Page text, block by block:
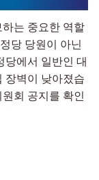
는 중요한 역할
당 당원이 아닌
당에서 일반인 대
장벽이 낮아졌습
회 공지를 확인